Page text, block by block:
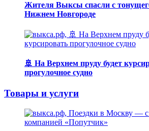
Жителя Выксы спасли с
Нижнем Новгороде
🚢 На Верхнем пруду будет
прогулочное судно
Товары и услуги